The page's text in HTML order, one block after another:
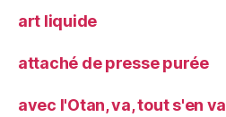
art liquide
attaché de presse purée
avec l'Otan, va, tout s'en va